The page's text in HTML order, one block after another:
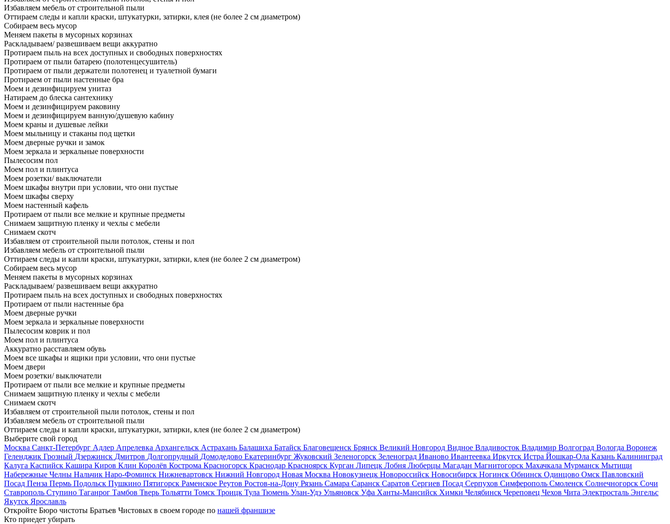
Избавляем мебель от строительной пыли
Оттираем следы и капли краски, штукатурки, затирки, клея (не более 2 см диаметром)
Собираем весь мусор
Меняем пакеты в мусорных корзинах
Раскладываем/ развешиваем вещи аккуратно
Протираем пыль на всех доступных и свободных поверхностях
Протираем от пыли батарею (полотенцесушитель)
Протираем от пыли держатели полотенец и туалетной бумаги
Протираем от пыли настенные бра
Моем и дезинфицируем унитаз
Натираем до блеска сантехнику
Моем и дезинфицируем раковину
Моем и дезинфицируем ванную/душевую кабину
Моем краны и душевые лейки
Моем мыльницу и стаканы под щетки
Моем дверные ручки и замок
Моем зеркала и зеркальные поверхности
Пылесосим пол
Моем пол и плинтуса
Моем розетки/ выключатели
Моем шкафы внутри при условии, что они пустые
Моем шкафы сверху
Моем настенный кафель
Протираем от пыли все мелкие и крупные предметы
Снимаем защитную пленку и чехлы с мебели
Снимаем скотч
Избавляем от строительной пыли потолок, стены и пол
Избавляем мебель от строительной пыли
Оттираем следы и капли краски, штукатурки, затирки, клея (не более 2 см диаметром)
Собираем весь мусор
Меняем пакеты в мусорных корзинах
Раскладываем/ развешиваем вещи аккуратно
Протираем пыль на всех доступных и свободных поверхностях
Протираем от пыли настенные бра
Моем дверные ручки
Моем зеркала и зеркальные поверхности
Пылесосим коврик и пол
Моем пол и плинтуса
Аккуратно расставляем обувь
Моем все шкафы и ящики при условии, что они пустые
Моем двери
Моем розетки/ выключатели
Протираем от пыли все мелкие и крупные предметы
Снимаем защитную пленку и чехлы с мебели
Снимаем скотч
Избавляем от строительной пыли потолок, стены и пол
Избавляем мебель от строительной пыли
Оттираем следы и капли краски, штукатурки, затирки, клея (не более 2 см диаметром)
Выберите свой город
Москва Санкт-Петербург Адлер Апрелевка Архангельск Астрахань Балашиха Батайск Благовещенск Брянск Великий Новгород Видное Владивосток Владимир Волгоград Вологда Воронеж
Геленджик Грозный Дзержинск Дмитров Долгопрудный Домодедово Екатеринбург Жуковский Зеленогорск Зеленоград Иваново Ивантеевка Иркутск Истра Йошкар-Ола Казань Калининград
Калуга Каспийск Кашира Киров Клин Королёв Кострома Красногорск Краснодар Красноярск Курган Липецк Лобня Люберцы Магадан Магнитогорск Махачкала Мурманск Мытищи
Набережные Челны Нальчик Наро-Фоминск Нижневартовск Нижний Новгород Новая Москва Новокузнецк Новороссийск Новосибирск Ногинск Обнинск Одинцово Омск Павловский
Посад Пенза Пермь Подольск Пушкино Пятигорск Раменское Реутов Ростов-на-Дону Рязань Самара Саранск Саратов Сергиев Посад Серпухов Симферополь Смоленск Солнечногорск Сочи
Ставрополь Ступино Таганрог Тамбов Тверь Тольятти Томск Троицк Тула Тюмень Улан-Удэ Ульяновск Уфа Ханты-Мансийск Химки Челябинск Череповец Чехов Чита Электросталь Энгельс
Якутск Ярославль
Откройте Бюро чистоты Братьев Чистовых в своем городе по нашей франшизе
Кто приедет убирать